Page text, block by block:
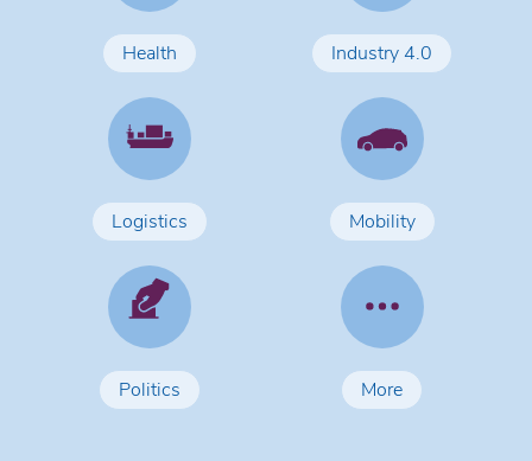
Health Industry 4.0
Logistics Mobility
Politics More